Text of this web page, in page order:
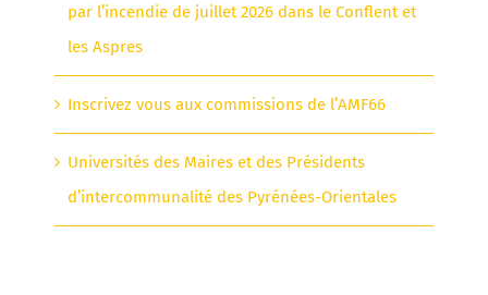
par l’incendie de juillet 2026 dans le Conflent et
les Aspres
Inscrivez vous aux commissions de l’AMF66
Universités des Maires et des Présidents
d’intercommunalité des Pyrénées-Orientales